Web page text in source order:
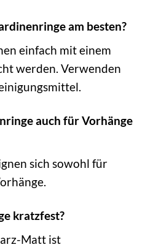
am besten?
einfach mit einem
werden. Verwenden
auch für Vorhänge
sich sowohl für
kratzfest?
Matt ist